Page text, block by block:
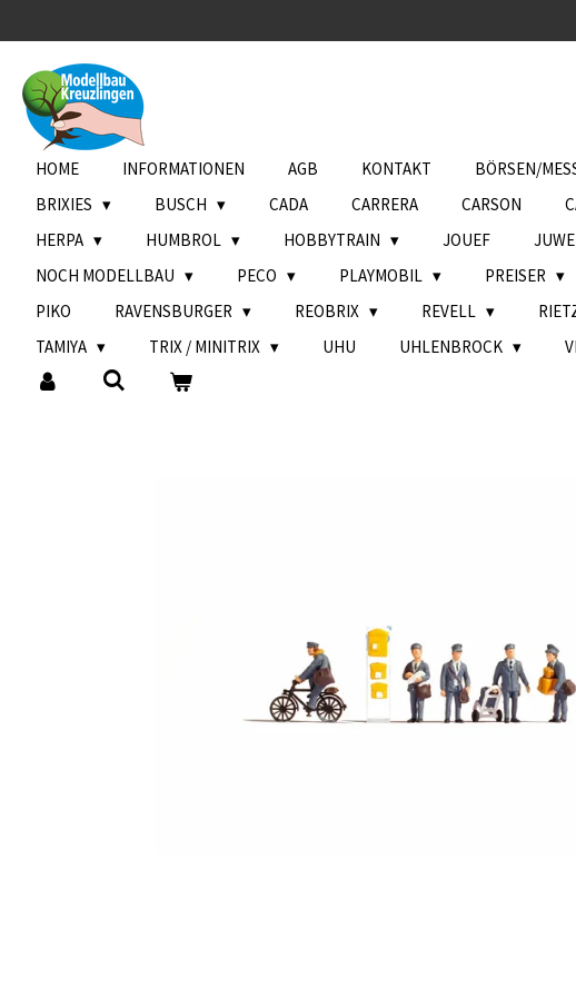
Hauptinhalt
springen
HOME INFORMATIONEN AGB KONTAKT BÖRSEN/
BRIXIES
BUSCH CADA CARRERA CARSON
HERPA
HUMBROL HOBBYTRAIN JOUEF
NOCH MODELLBAU
PECO PLAYMOBIL PREISER
PIKO
RAVENSBURGER REOBRIX REVELL
TAMIYA
TRIX / MINITRIX UHU UHLENBROCK